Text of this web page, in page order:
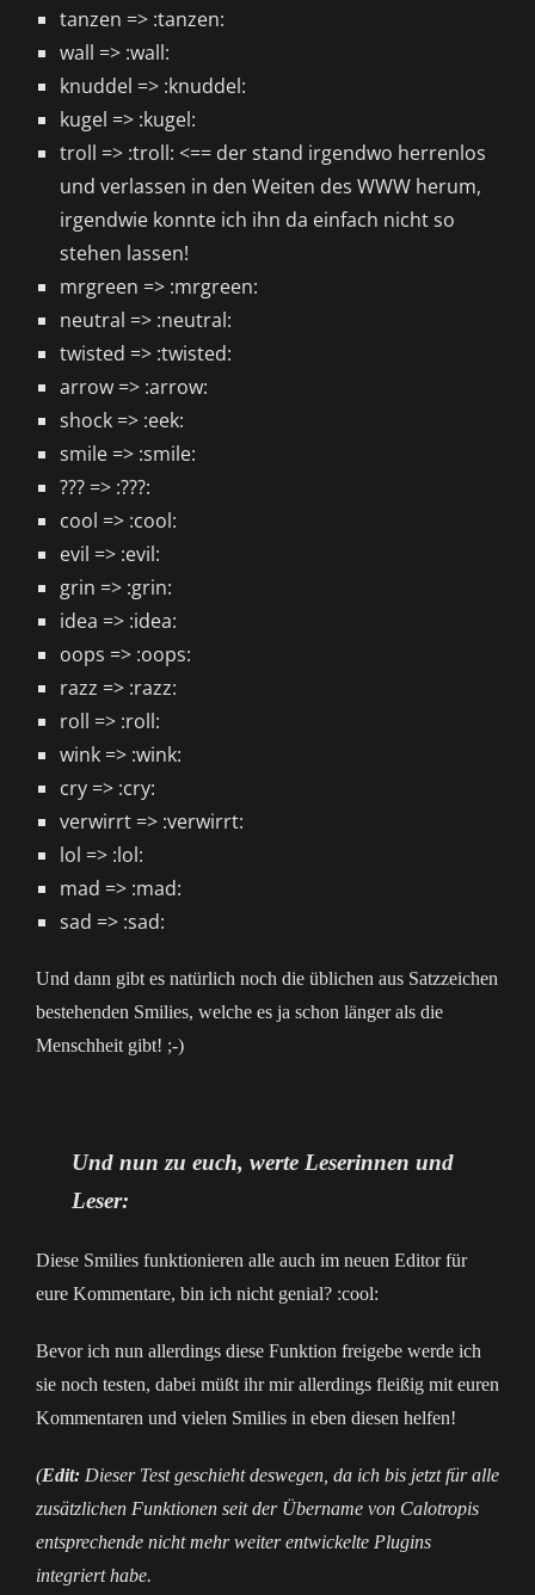
tanzen => :tanzen:
wall => :wall:
knuddel => :knuddel:
kugel => :kugel:
troll => :troll: <== der stand irgendwo herrenlos
und verlassen in den Weiten des WWW herum,
irgendwie konnte ich ihn da einfach nicht so
stehen lassen!
mrgreen => :mrgreen:
neutral => :neutral:
twisted => :twisted:
arrow => :arrow:
shock => :eek:
smile => :smile:
??? => :???:
cool => :cool:
evil => :evil:
grin => :grin:
idea => :idea:
oops => :oops:
razz => :razz:
roll => :roll:
wink => :wink:
cry => :cry:
verwirrt => :verwirrt:
lol => :lol:
mad => :mad:
sad => :sad:
Und dann gibt es natürlich noch die üblichen aus Satzzeichen
bestehenden Smilies, welche es ja schon länger als die
Menschheit gibt! ;-)
Und nun zu euch, werte Leserinnen und
Leser:
Diese Smilies funktionieren alle auch im neuen Editor für
eure Kommentare, bin ich nicht genial? :cool:
Bevor ich nun allerdings diese Funktion freigebe werde ich
sie noch testen, dabei müßt ihr mir allerdings fleißig mit euren
Kommentaren und vielen Smilies in eben diesen helfen!
(Edit: Dieser Test geschieht deswegen, da ich bis jetzt für alle
zusätzlichen Funktionen seit der Übername von Calotropis
entsprechende nicht mehr weiter entwickelte Plugins
integriert habe.